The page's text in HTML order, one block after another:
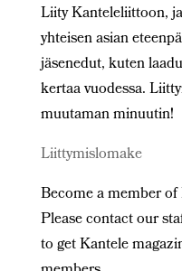
Liity Kanteleliittoon,
yhteisen asian
jäsenedut, kuten
kertaa vuodessa.
muutaman minuutin!
Liittymislomake
Become a member
Please contact our
to get Kantele